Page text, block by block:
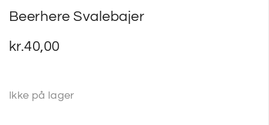
Beerhere Svalebajer
kr.40,00
Ikke på lager